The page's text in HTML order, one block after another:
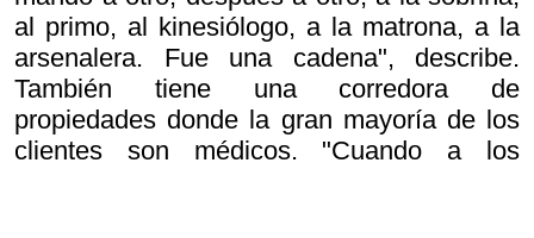
al primo, al kinesiólogo, a la matrona, a la
arsenalera. Fue una cadena", describe.
También tiene una corredora de
propiedades donde la gran mayoría de los
clientes son médicos. "Cuando a los